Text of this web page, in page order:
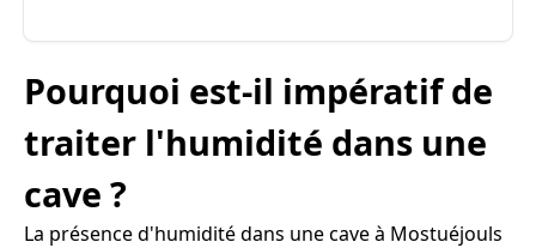
Pourquoi est-il impératif de
traiter l'humidité dans une
cave ?
La présence d'humidité dans une cave à Mostuéjouls